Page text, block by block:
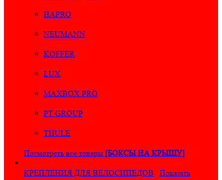
HAPRO
NEUMANN
KOFFER
LUX
MAXBOX PRO
PT GROUP
THULE
Посмотреть все товары [БОКСЫ НА КРЫШУ]
КРЕПЛЕНИЯ ДЛЯ ВЕЛОСИПЕДОВ
Показать